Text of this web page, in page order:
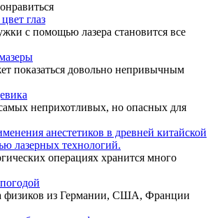
глаз
с помощью лазера становится все
показаться довольно непривычным
неприхотливых, но опасных для
анестетиков в древней китайской
лазерных технологий.
операциях хранится много
физиков из Германии, США, Франции